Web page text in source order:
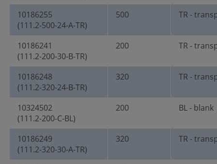
10186255
(111.2-500-24-A-TR)
500 TR -
10186241
(111.2-200-30-B-TR)
200 TR -
10186248
(111.2-320-24-B-TR)
320 TR -
10324502
(111.2-200-C-BL)
200 BL - blank
10186249
(111.2-320-30-A-TR)
320 TR -